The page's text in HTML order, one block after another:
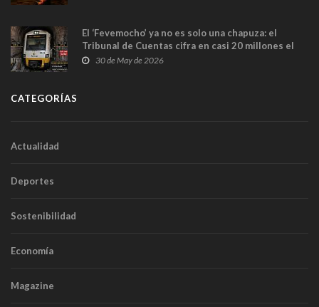
El ‘Fevemocho’ ya no es solo una chapuza: el
Tribunal de Cuentas cifra en casi 20 millones el
sobrecoste de los trenes que no cabían por los
30 de May de 2026
CATEGORÍAS
Actualidad
Deportes
Sostenibilidad
Economía
Magazine